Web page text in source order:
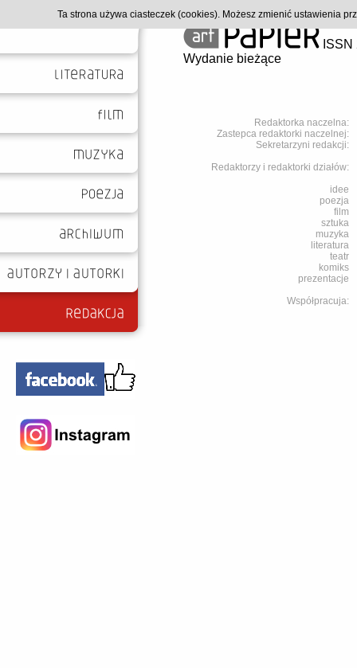
Wydanie bieżące
Redaktorka naczelna:
Zastepca redaktorki naczelnej:
Sekretarzyni redakcji:
Redaktorzy i redaktorki działów:
idee
poezja
film
sztuka
muzyka
literatura
teatr
komiks
prezentacje
Współpracuja:
Ta strona używa ciasteczek (cookies). Możesz zmienić ustawienia